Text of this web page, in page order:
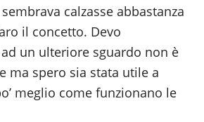
calzasse abbastanza
il concetto. Devo
un ulteriore sguardo non è
ma spero sia stata utile a
meglio come funzionano le